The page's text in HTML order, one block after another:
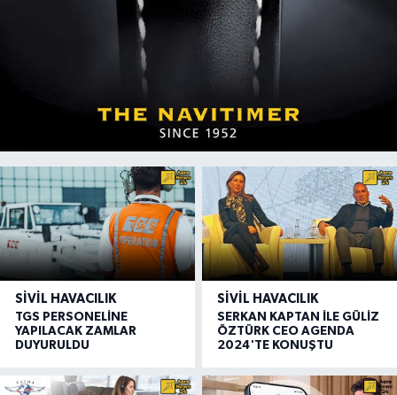
SIVIL HAVACILIK
TGS PERSONELİNE
YAPILACAK ZAMLAR
DUYURULDU
SIVIL HAVACILIK
SERKAN KAPTAN İLE GÜLİZ
ÖZTÜRK CEO AGENDA
2024'TE KONUŞTU